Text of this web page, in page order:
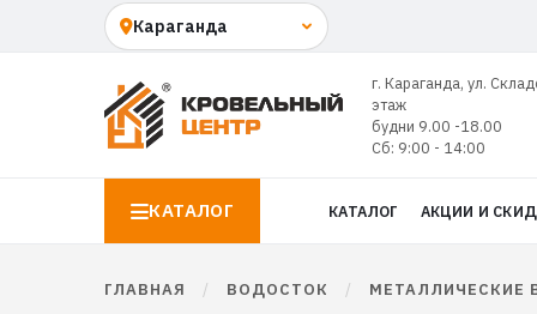
г. Караганда, ул.
этаж
будни 9.00 -18.00
Сб: 9:00 - 14:00
КАТАЛОГ КАТАЛОГ АКЦИИ И
ГЛАВНАЯ / ВОДОСТОК / МЕТАЛЛИЧЕСКИЕ